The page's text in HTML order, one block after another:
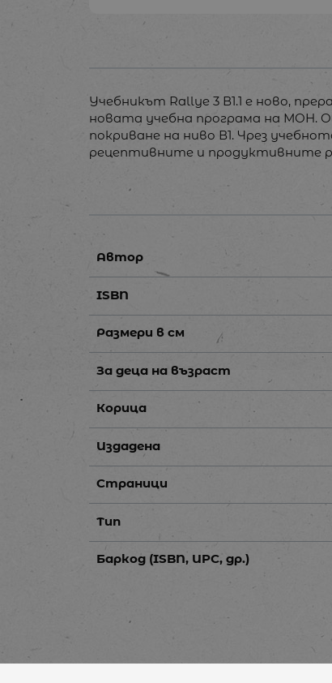
Учебникът Rallye 3 В1.1 е ново,
новата учебна програма на МОН.
покриване на ниво В1. Чрез
рецептивните и продуктивните
Автор
ISBN
Размери в см
За деца на възраст
Корица
Издадена
Страници
Тип
Баркод (ISBN, UPC, др.)